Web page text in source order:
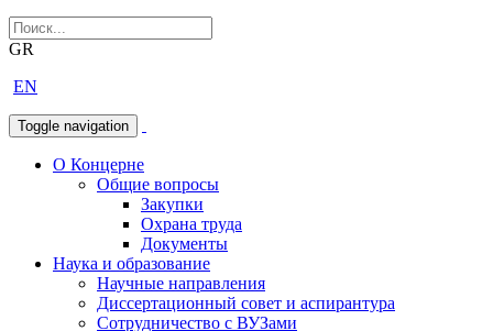
GR
EN
Toggle navigation
О Концерне
Общие вопросы
Закупки
Охрана труда
Документы
Наука и образование
Научные направления
Диссертационный совет и аспирантура
Сотрудничество с ВУЗами